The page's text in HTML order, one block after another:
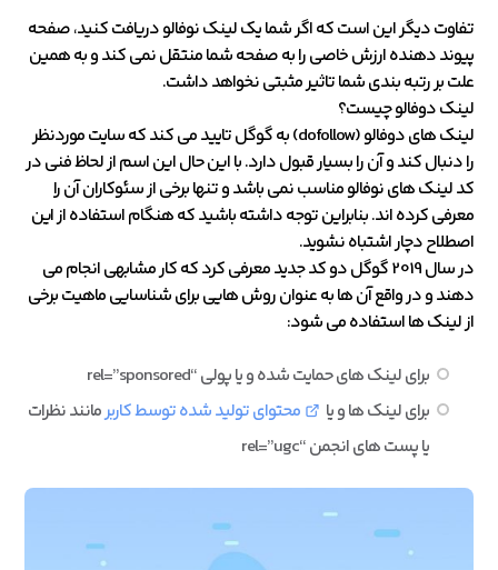
تفاوت دیگر این است که اگر شما یک لینک نوفالو دریافت کنید، صفحه
پیوند دهنده ارزش خاصی را به صفحه شما منتقل نمی کند و به همین
علت بر رتبه بندی شما تاثیر مثبتی نخواهد داشت.
لینک دوفالو چیست؟
لینک های دوفالو (dofollow) به گوگل تایید می کند که سایت موردنظر
را دنبال کند و آن را بسیار قبول دارد. با این حال این اسم از لحاظ فنی در
کد لینک های نوفالو مناسب نمی باشد و تنها برخی از سئوکاران آن را
معرفی کرده اند. بنابراین توجه داشته باشید که هنگام استفاده از این
اصطلاح دچار اشتباه نشوید.
در سال 2019 گوگل دو کد جدید معرفی کرد که کار مشابهی انجام می
دهند و در واقع آن ها به عنوان روش هایی برای شناسایی ماهیت برخی
از لینک ها استفاده می شود:
برای لینک های حمایت شده و یا پولی “rel=”sponsored
برای لینک ها و یا
محتوای تولید شده توسط کاربرمانند نظرات
یا پست های انجمن “rel=”ugc